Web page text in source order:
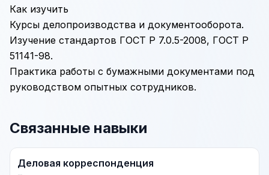
Как изучить
Курсы делопроизводства и документооборота.
Изучение стандартов ГОСТ Р 7.0.5-2008, ГОСТ Р
51141-98.
Практика работы с бумажными документами под
руководством опытных сотрудников.
Связанные навыки
Деловая корреспонденция